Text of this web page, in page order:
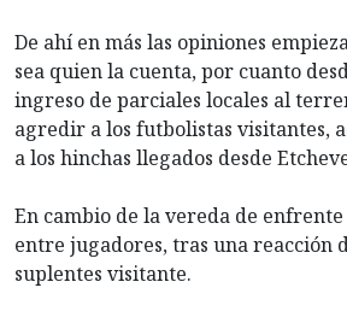
De ahí en más las opiniones
sea quien la cuenta, por cuanto
ingreso de parciales locales al
agredir a los futbolistas visitantes,
a los hinchas llegados desde
En cambio de la vereda de
entre jugadores, tras una reacción
suplentes visitante.